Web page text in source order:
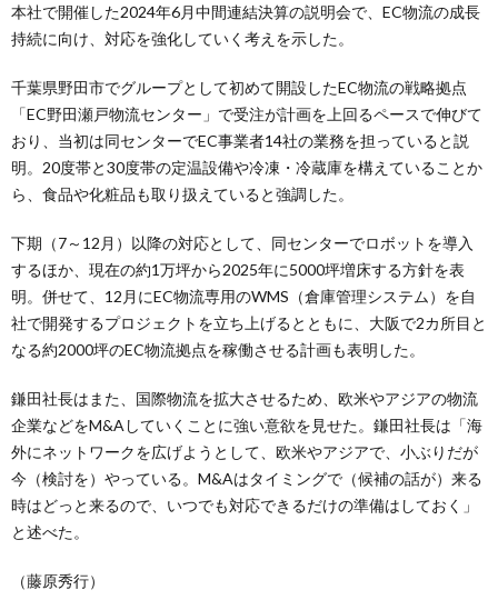
本社で開催した2024年6月中間連結決算の説明会で、EC物流の成長
持続に向け、対応を強化していく考えを示した。
千葉県野田市でグループとして初めて開設したEC物流の戦略拠点
「EC野田瀬戸物流センター」で受注が計画を上回るペースで伸びて
おり、当初は同センターでEC事業者14社の業務を担っていると説
明。20度帯と30度帯の定温設備や冷凍・冷蔵庫を構えていることか
ら、食品や化粧品も取り扱えていると強調した。
下期（7～12月）以降の対応として、同センターでロボットを導入
するほか、現在の約1万坪から2025年に5000坪増床する方針を表
明。併せて、12月にEC物流専用のWMS（倉庫管理システム）を自
社で開発するプロジェクトを立ち上げるとともに、大阪で2カ所目と
なる約2000坪のEC物流拠点を稼働させる計画も表明した。
鎌田社長はまた、国際物流を拡大させるため、欧米やアジアの物流
企業などをM&Aしていくことに強い意欲を見せた。鎌田社長は「海
外にネットワークを広げようとして、欧米やアジアで、小ぶりだが
今（検討を）やっている。M&Aはタイミングで（候補の話が）来る
時はどっと来るので、いつでも対応できるだけの準備はしておく」
と述べた。
（藤原秀行）